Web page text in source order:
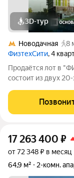
3D-тур
Новодачная
8
ФизтехСити, 4
Продаётся лот в
состоит из двух
панорамным
подземный паркинг
17 263 400 ₽
от 72 348 ₽ в месяц
64,9 м²
2-комн.